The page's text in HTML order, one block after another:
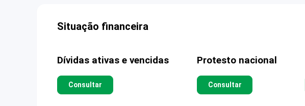
Situação financeira
Dívidas ativas e vencidas
Consultar
Protesto nacional
Consultar